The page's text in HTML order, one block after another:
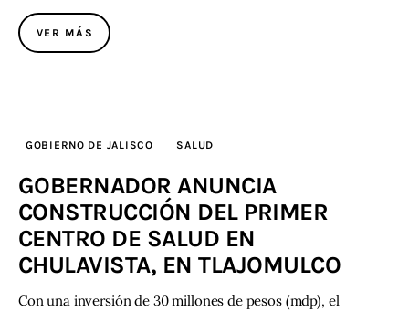
VER MÁS
GOBIERNO DE JALISCO SALUD
GOBERNADOR ANUNCIA
CONSTRUCCIÓN DEL PRIMER
CENTRO DE SALUD EN
CHULAVISTA, EN TLAJOMULCO
Con una inversión de 30 millones de pesos (mdp), el